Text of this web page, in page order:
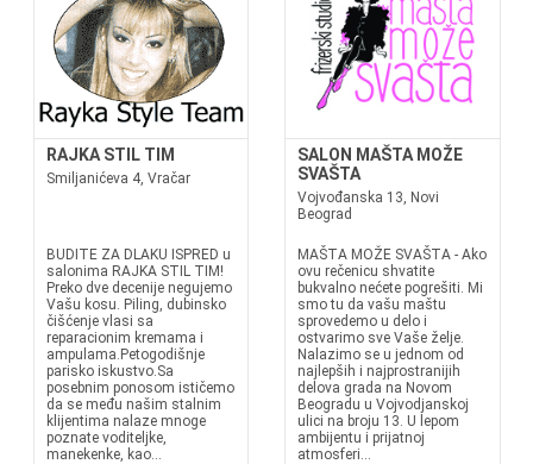
RAJKA STIL TIM
Smiljanićeva 4, Vračar
BUDITE ZA DLAKU ISPRED u
salonima RAJKA STIL TIM!
Preko dve decenije negujemo
Vašu kosu. Piling, dubinsko
čišćenje vlasi sa
reparacionim kremama i
ampulama.Petogodišnje
parisko iskustvo.Sa
posebnim ponosom ističemo
da se među našim stalnim
klijentima nalaze mnoge
poznate voditeljke,
manekenke, kao...
SALON MAŠTA MOŽE
SVAŠTA
Vojvođanska 13, Novi
Beograd
MAŠTA MOŽE SVAŠTA - Ako
ovu rečenicu shvatite
bukvalno nećete pogrešiti. Mi
smo tu da vašu maštu
sprovedemo u delo i
ostvarimo sve Vaše želje.
Nalazimo se u jednom od
najlepših i najprostranijih
delova grada na Novom
Beogradu u Vojvodjanskoj
ulici na broju 13. U lepom
ambijentu i prijatnoj
atmosferi...